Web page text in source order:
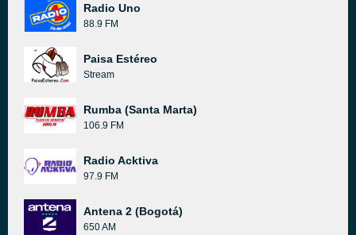
Radio Uno
88.9 FM
Paisa Estéreo
Stream
Rumba (Santa Marta)
106.9 FM
Radio Acktiva
97.9 FM
Antena 2 (Bogotá)
650 AM